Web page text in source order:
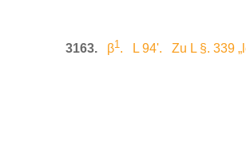
3163. β1. L 94'. Zu L §. 339